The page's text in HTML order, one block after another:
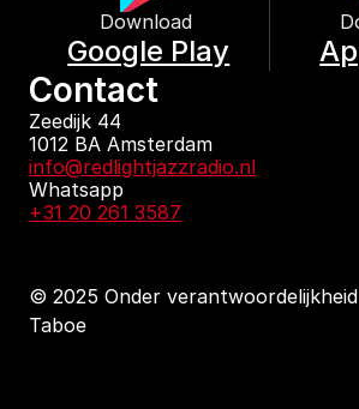
Download
Google Play
Contact
Zeedijk 44
1012 BA Amsterdam
info@redlightjazzradio.nl
Whatsapp
+31 20 261 3587
© 2025 Onder
Taboe